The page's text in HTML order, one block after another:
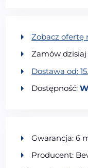
Zobacz ofertę
Zamów
Dostawa od:
Dostępność:
Gwarancja: 6
Producent: